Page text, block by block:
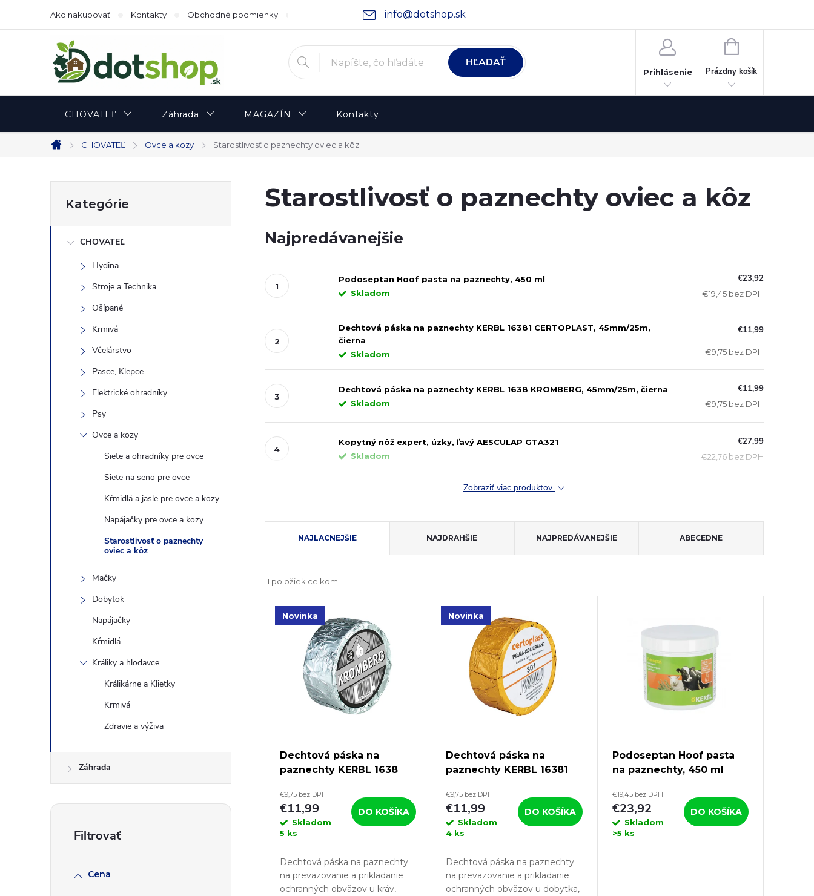
info@dotshop.sk
Ako nakupovať Kontakty Obchodné podmienky Podmienky ochrany osobných údajov
HĽADAŤ
Prihlásenie
NÁKUPNÝ
Prázdny košík
CHOVATEĽ Záhrada MAGAZÍN Kontakty
Domov
CHOVATEĽ Ovce a kozy Starostlivosť o paznechty oviec a kôz
B
o
kategórie
Kategórie
CHOVATEĽ
Hydina
Stroje a Technika
Ošípané
Krmivá
Včelárstvo
Pasce, Klepce
Elektrické ohradníky
Psy
Ovce a kozy
Siete a ohradníky pre ovce
Siete na seno pre ovce
Kŕmidlá a jasle pre ovce a kozy
Napájačky pre ovce a kozy
Starostlivosť o paznechty
oviec a kôz
Mačky
Dobytok
Napájačky
Kŕmidlá
Králiky a hlodavce
Králikárne a Klietky
Krmivá
Zdravie a výživa
Záhrada
Cena
Starostlivosť o paznechty oviec a kôz
Najpredávanejšie
Podoseptan Hoof pasta na paznechty, 450 ml
Skladom
€23,92
€19,45 bez DPH
Dechtová páska na paznechty KERBL 16381 CERTOPLAST, 45mm/25m,
čierna
Skladom
€11,99
€9,75 bez DPH
Dechtová páska na paznechty KERBL 1638 KROMBERG, 45mm/25m, čierna
Skladom
€11,99
€9,75 bez DPH
Kopytný nôž expert, úzky, ľavý AESCULAP GTA321
Skladom
€27,99
€22,76 bez DPH
Zobraziť viac produktov
d
e
d
NAJLACNEJŠIE NAJDRAHŠIE NAJPREDÁVANEJŠIE ABECEDNE
11 položiek celkom
VNovinka
Dechtová páska na
paznechty KERBL 1638
čierna
€9,75 bez DPH
€11,99
Skladom
5 ks
DO KOŠÍKA
Dechtová páska na paznechty
na preväzovanie a prikladanie
ochranných obväzov u kráv,
Novinka
Dechtová páska na
paznechty KERBL 16381
čierna
€9,75 bez DPH
€11,99
Skladom
4 ks
DO KOŠÍKA
Dechtová páska na paznechty
na preväzovanie a prikladanie
ochranných obväzov u dobytka,
Podoseptan Hoof pasta
na paznechty, 450 ml
€19,45 bez DPH
€23,92
Skladom
>5 ks
DO KOŠÍKA